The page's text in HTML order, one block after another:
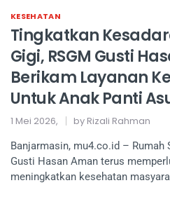
KESEHATAN
Tingkatkan
Gigi, RSGM Gusti
Berikam Layanan
Untuk Anak Panti
1 Mei 2026, by Rizali Rahman
Banjarmasin, mu4.co.id – Rumah
Gusti Hasan Aman terus
meningkatkan kesehatan